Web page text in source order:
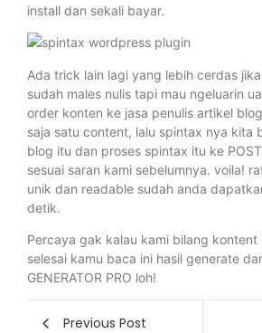
install dan sekali bayar.
Ada trick lain lagi yang lebih cerdas
sudah males nulis tapi mau ngeluarin
order konten ke jasa penulis artikel
saja satu content, lalu spintax nya kita
blog itu dan proses spintax itu ke POST
sesuai saran kami sebelumnya. voila!
unik dan readable sudah anda
detik.
Percaya gak kalau kami bilang
selesai kamu baca ini hasil generate
GENERATOR PRO loh!
Previous Post